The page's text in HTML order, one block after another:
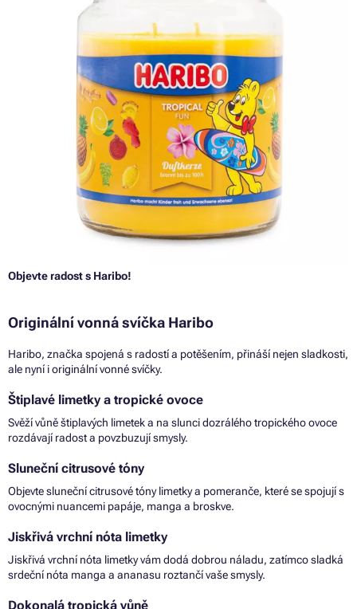
Objevte radost s Haribo!
Originální vonná svíčka Haribo
Haribo, značka spojená s radostí a potěšením, přináší nejen sladkosti,
ale nyní i originální vonné svíčky.
Štiplavé limetky a tropické ovoce
Svěží vůně štiplavých limetek a na slunci dozrálého tropického ovoce
rozdávají radost a povzbuzují smysly.
Sluneční citrusové tóny
Objevte sluneční citrusové tóny limetky a pomeranče, které se spojují s
ovocnými nuancemi papáje, manga a broskve.
Jiskřivá vrchní nóta limetky
Jiskřivá vrchní nóta limetky vám dodá dobrou náladu, zatímco sladká
srdeční nóta manga a ananasu roztančí vaše smysly.
Dokonalá tropická vůně